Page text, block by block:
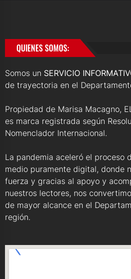
QUIENES SOMOS:
Somos un SERVICIO
de trayectoria en el
Propiedad de Marisa Macagno,
es marca registrada según
Nomenclador Internacional.
La pandemia aceleró el proceso
medio puramente digital, donde
fuerza y gracias al apoyo y
nuestros lectores, nos
de mayor alcance en el
región.